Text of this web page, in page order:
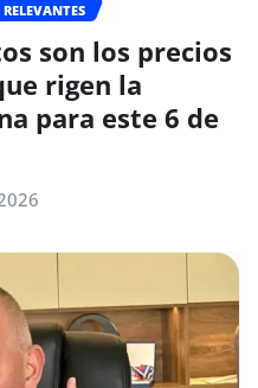
RELEVANTES
son los precios
rigen la
para este 6 de